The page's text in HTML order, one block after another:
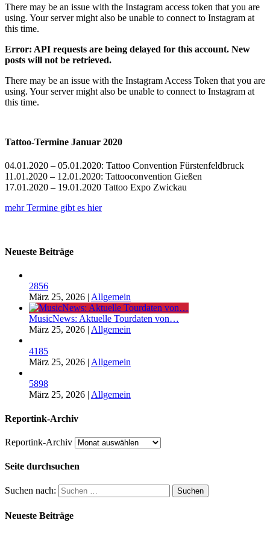
There may be an issue with the Instagram access token that you are
using. Your server might also be unable to connect to Instagram at
this time.
Error: API requests are being delayed for this account. New
posts will not be retrieved.
There may be an issue with the Instagram Access Token that you are
using. Your server might also be unable to connect to Instagram at
this time.
Tattoo-Termine Januar 2020
04.01.2020 – 05.01.2020: Tattoo Convention Fürstenfeldbruck
11.01.2020 – 12.01.2020: Tattooconvention Gießen
17.01.2020 – 19.01.2020 Tattoo Expo Zwickau
mehr Termine gibt es hier
Neueste Beiträge
2856
März 25, 2026 | Allgemein
MusicNews: Aktuelle Tourdaten von…
März 25, 2026 | Allgemein
4185
März 25, 2026 | Allgemein
5898
März 25, 2026 | Allgemein
Reportink-Archiv
Reportink-Archiv
Seite durchsuchen
Suchen nach:
Neueste Beiträge